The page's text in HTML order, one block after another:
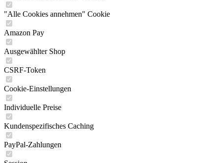
"Alle Cookies annehmen" Cookie
Amazon Pay
Ausgewählter Shop
CSRF-Token
Cookie-Einstellungen
Individuelle Preise
Kundenspezifisches Caching
PayPal-Zahlungen